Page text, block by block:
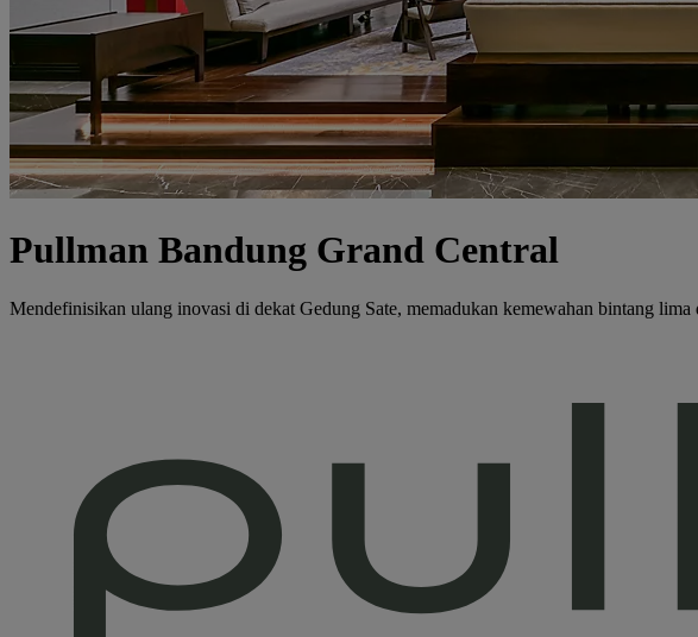
Pullman Bandung Grand Central
Mendefinisikan ulang inovasi di dekat Gedung Sate, memadukan kemewahan bintang